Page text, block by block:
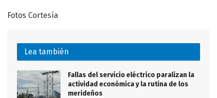
Fotos Cortesía
Lea también
Fallas del servicio eléctrico paralizan la
actividad económica y la rutina de los
merideños